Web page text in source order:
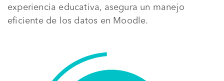
experiencia educativa, asegura un manejo
eficiente de los datos en Moodle.